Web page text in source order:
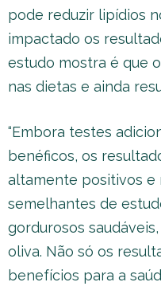
pode reduzir lipídios
impactado os
estudo mostra é que
nas dietas e ainda
“Embora testes
benéficos, os
altamente positivos
semelhantes de
gordurosos
oliva. Não só os
benefícios para a